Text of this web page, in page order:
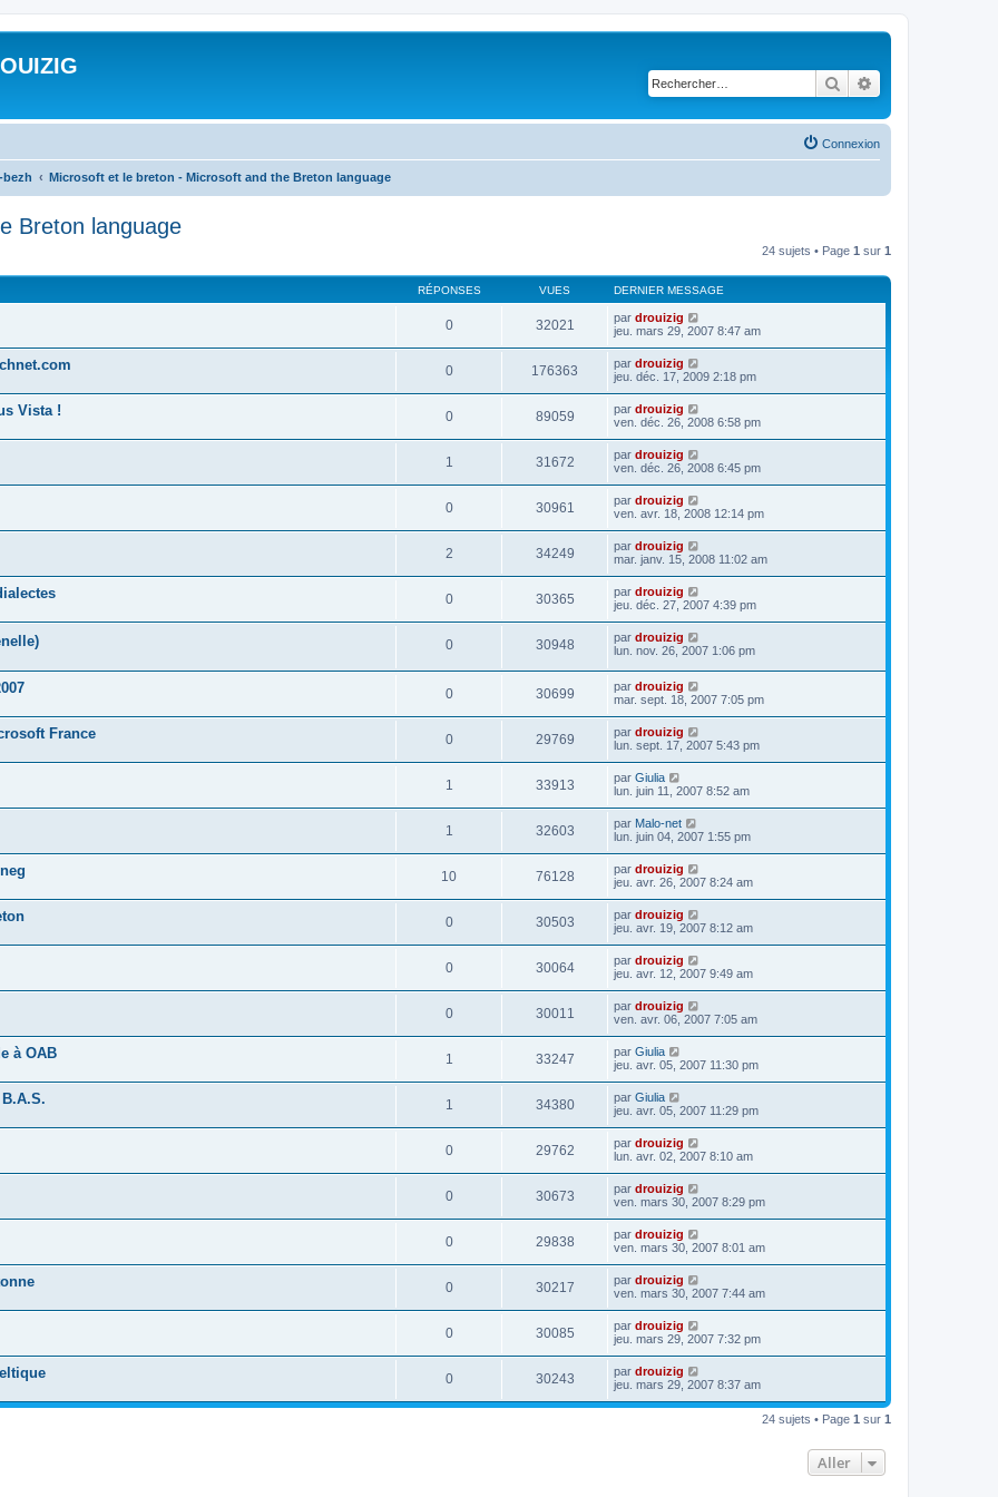
Rechercher
Connexion
bezh Microsoft et le breton - Microsoft and the Breton language
Breton language
24 sujets • Page 1 sur 1
RÉPONSES VUES DERNIER MESSAGE
0 32021 par drouizig
jeu. mars 29, 2007 8:47 am
0 176363 par drouizig
jeu. déc. 17, 2009 2:18 pm
Vista ! 0 89059 par drouizig
ven. déc. 26, 2008 6:58 pm
1 31672 par drouizig
ven. déc. 26, 2008 6:45 pm
0 30961 par drouizig
ven. avr. 18, 2008 12:14 pm
2 34249 par drouizig
mar. janv. 15, 2008 11:02 am
0 30365 par drouizig
jeu. déc. 27, 2007 4:39 pm
0 30948 par drouizig
lun. nov. 26, 2007 1:06 pm
0 30699 par drouizig
mar. sept. 18, 2007 7:05 pm
France 0 29769 par drouizig
lun. sept. 17, 2007 5:43 pm
1 33913 par Giulia
lun. juin 11, 2007 8:52 am
1 32603 par Malo-net
lun. juin 04, 2007 1:55 pm
10 76128 par drouizig
jeu. avr. 26, 2007 8:24 am
0 30503 par drouizig
jeu. avr. 19, 2007 8:12 am
0 30064 par drouizig
jeu. avr. 12, 2007 9:49 am
0 30011 par drouizig
ven. avr. 06, 2007 7:05 am
à OAB 1 33247 par Giulia
jeu. avr. 05, 2007 11:30 pm
1 34380 par Giulia
jeu. avr. 05, 2007 11:29 pm
0 29762 par drouizig
lun. avr. 02, 2007 8:10 am
0 30673 par drouizig
ven. mars 30, 2007 8:29 pm
0 29838 par drouizig
ven. mars 30, 2007 8:01 am
0 30217 par drouizig
ven. mars 30, 2007 7:44 am
0 30085 par drouizig
jeu. mars 29, 2007 7:32 pm
0 30243 par drouizig
jeu. mars 29, 2007 8:37 am
24 sujets • Page 1 sur 1
Aller